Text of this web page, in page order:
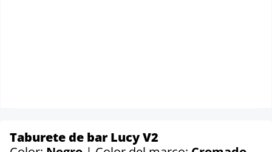
Taburete de bar Lucy V2